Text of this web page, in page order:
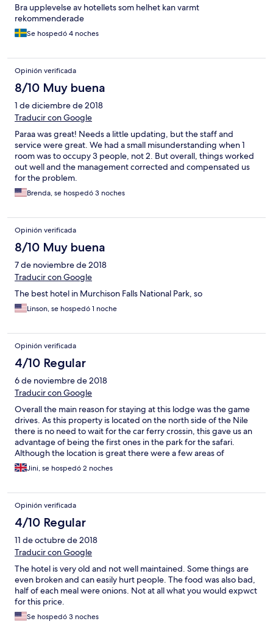
Bra upplevelse av hotellets som helhet kan varmt
rekommenderade
Se hospedó 4 noches
Opinión verificada
8/10 Muy buena
1 de diciembre de 2018
Traducir con Google
Paraa was great! Needs a little updating, but the staff and
service were great. We had a small misunderstanding when 1
room was to occupy 3 people, not 2. But overall, things worked
out well and the management corrected and compensated us
for the problem.
Brenda, se hospedó 3 noches
Opinión verificada
8/10 Muy buena
7 de noviembre de 2018
Traducir con Google
The best hotel in Murchison Falls National Park, so
Linson, se hospedó 1 noche
Opinión verificada
4/10 Regular
6 de noviembre de 2018
Traducir con Google
Overall the main reason for staying at this lodge was the game
drives. As this property is located on the north side of the Nile
there is no need to wait for the car ferry crossin, this gave us an
advantage of being the first ones in the park for the safari.
Although the location is great there were a few areas of
concern. Our bedsheets has a stain before we had even slept in
it. Although quickly rectified by house keeping it made for a
smell in the bathroom. The showers are tiny and the shower
curtains looked like they were about 30 years old. Some of the
paint was peeling on the walls. The food is bad, it’s a buffet at all
times of the day and looks very repetitive and not appetising at
all. At the evening bbq we had one of the waiters kiss his teeth
at us because we had no idea which waiter had served us our
of remembering the drinks given to their customers. The
literature in the bedroom is full of spelling mistakes, it doesn’t
take a few minutes for someone to proof read. This just made
the lodge feel very ammature. Overall good location is the only
positive I can give. The lodge is in need of an upgrade, it
Jini, se hospedó 2 noches
Opinión verificada
4/10 Regular
11 de octubre de 2018
Traducir con Google
The hotel is very old and not well maintained. Some things are
even broken and can easily hurt people. The food was also bad,
half of each meal were onions. Not at all what you would expwct
for this price.
Se hospedó 3 noches